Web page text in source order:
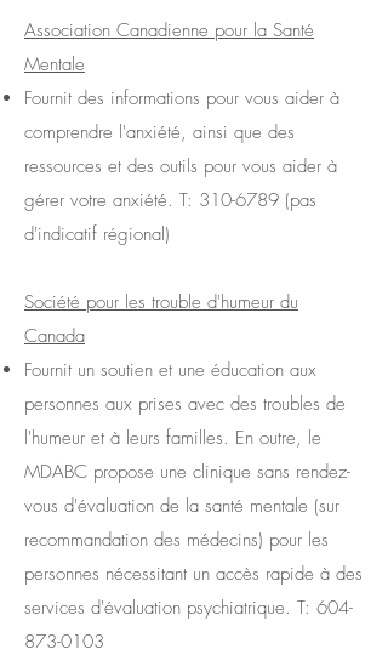
Association Canadienne pour la Santé
Mentale
Fournit des informations pour vous aider à
comprendre l'anxiété, ainsi que des
ressources et des outils pour vous aider à
gérer votre anxiété. T: 310-6789 (pas
d'indicatif régional)
Société pour les trouble d'humeur du
Canada
Fournit un soutien et une éducation aux
personnes aux prises avec des troubles de
l'humeur et à leurs familles. En outre, le
MDABC propose une clinique sans rendez-
vous d'évaluation de la santé mentale (sur
recommandation des médecins) pour les
personnes nécessitant un accès rapide à des
services d'évaluation psychiatrique. T: 604-
873-0103